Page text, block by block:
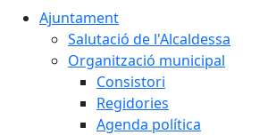
Ajuntament
Salutació de l'Alcaldessa
Organització municipal
Consistori
Regidories
Agenda política